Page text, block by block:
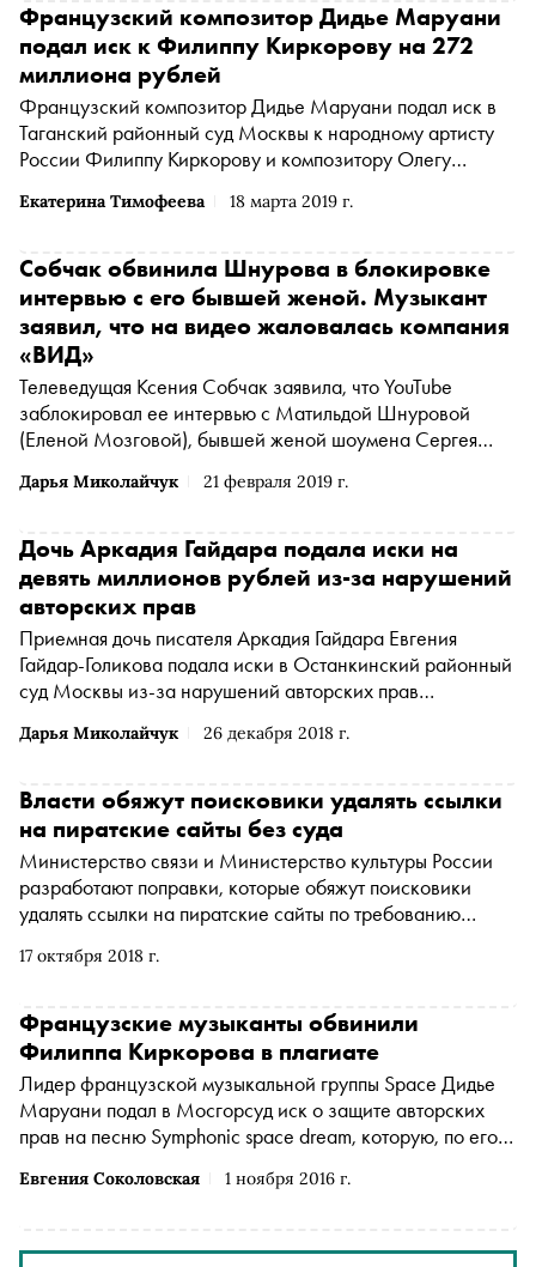
Екатерина Тимофеева 18 марта 2019 г.
Французский композитор Дидье Маруани
подал иск к Филиппу Киркорову на 272
миллиона рублей
Французский композитор Дидье Маруани подал иск в
Таганский районный суд Москвы к народному артисту
России Филиппу Киркорову и композитору Олегу
авторских прав на музыку к песне «Жестокая любовь».
Дарья Миколайчук 21 февраля 2019 г.
Собчак обвинила Шнурова в блокировке
интервью с его бывшей женой. Музыкант
заявил, что на видео жаловалась компания
«ВИД»
Телеведущая Ксения Собчак заявила, что YouTube
заблокировал ее интервью с Матильдой Шнуровой
(Еленой Мозговой), бывшей женой шоумена Сергея
своеминстаграме(Американская транснациональная
продуктов ‒ социальных сетей Facebook и Instagram
запрещена на территории России*)
Дарья Миколайчук 26 декабря 2018 г.
Дочь Аркадия Гайдара подала иски на
девять миллионов рублей из-за нарушений
авторских прав
Приемная дочь писателя Аркадия Гайдара Евгения
Гайдар-Голикова подала иски в Останкинский районный
суд Москвы из-за нарушений авторских прав
внимание газета «Московский комсомолец»
17 октября 2018 г.
Власти обяжут поисковики удалять ссылки
на пиратские сайты без суда
Министерство связи и Министерство культуры России
разработают поправки, которые обяжут поисковики
удалять ссылки на пиратские сайты по требованию
Евгения Соколовская 1 ноября 2016 г.
Французские музыканты обвинили
Филиппа Киркорова в плагиате
Лидер французской музыкальной группы Space Дидье
Маруани подал в Мосгорсуд иск о защите авторских
прав на песню Symphonic space dream, которую, по его
Филипп Киркоров